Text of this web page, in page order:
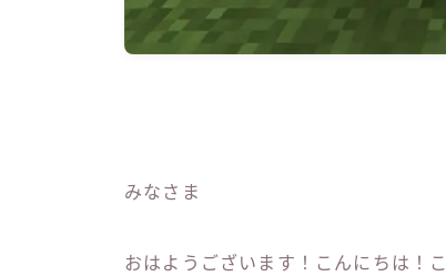
みなさま
おはようございます！こんにちは！